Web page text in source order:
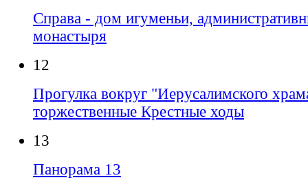
Справа - дом игуменьи,
монастыря
12
Прогулка вокруг "Иерусалимского
торжественные Крестные ходы
13
Панорама 13